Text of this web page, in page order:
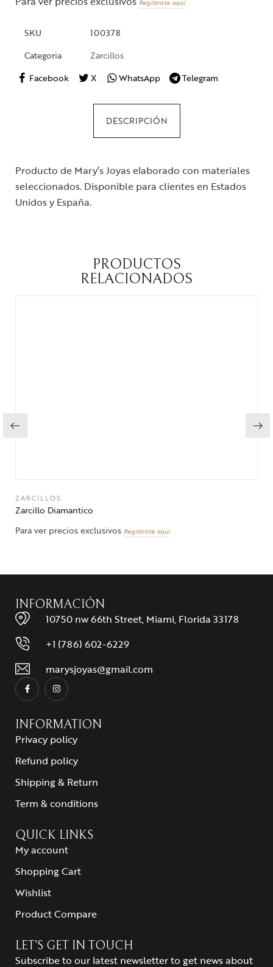
Regístrate aquí
SKU
100378
Categoria
Zarcillos
Facebook
X WhatsApp Telegram
DESCRIPCIÓN
Producto de Mary’s Joyas elaborado con materiales
seleccionados. Disponible para clientes en Estados
Unidos y España.
PRODUCTOS
RELACIONADOS
ZARCILLOS
Zarcillo Diamantico
Para ver precios exclusivos Regístrate aquí
INFORMACIÓN
10750 nw 66th Street, Miami, Florida 33178
+1 (786) 602-6229
marysjoyas@gmail.com
INFORMATION
Privacy policy
Refund policy
Shipping & Return
Term & conditions
QUICK LINKS
My account
Shopping Cart
Wishlist
Product Compare
LET’S GET IN TOUCH
Subscribe to our latest newsletter to get news about